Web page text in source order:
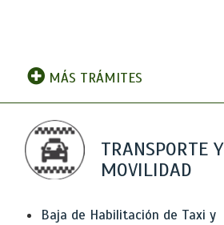
MÁS TRÁMITES
TRANSPORTE Y
MOVILIDAD
Baja de Habilitación de Taxi y